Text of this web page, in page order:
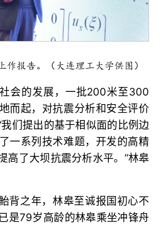
作报告。（大连理工大学供图）
会的发展，一批200米至300
而起，对抗震分析和安全评价
们提出的基于相似面的比例边
一系列技术难题，开发的高精
高了大坝抗震分析水平。”林皋
背之年，林皋至诚报国初心不
是79岁高龄的林皋乘坐冲锋舟